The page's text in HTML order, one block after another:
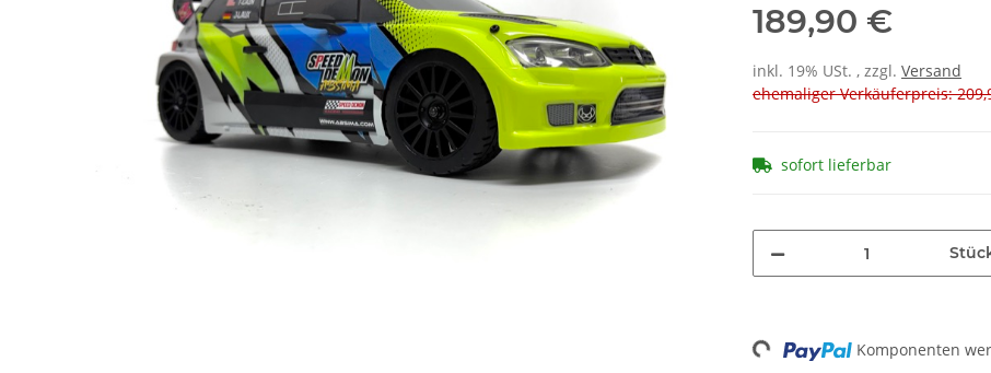
189,90 €
inkl. 19% USt. , zzgl. Versand
ehemaliger Verkäuferpreis:
sofort lieferbar
Komponenten